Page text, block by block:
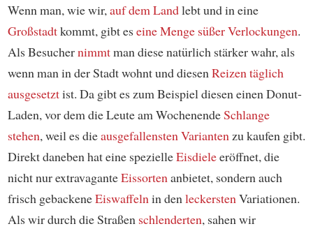
Wenn man, wie wir,auf dem Landlebt und in eine
Großstadtkommt, gibt eseine Menge süßer Verlockungen.
Als Besuchernimmtman diese natürlich stärker wahr, als
wenn man in der Stadt wohnt und diesenReizentäglich
ausgesetztist. Da gibt es zum Beispiel diesen einen Donut-
Laden, vor dem die Leute am WochenendeSchlange
stehen, weil es dieausgefallensten Variantenzu kaufen gibt.
Direkt daneben hat eine spezielleEisdieleeröffnet, die
nicht nur extravaganteEissortenanbietet, sondern auch
frisch gebackeneEiswaffelnin denleckerstenVariationen.
Als wir durch die Straßen schlenderten, sahen wir